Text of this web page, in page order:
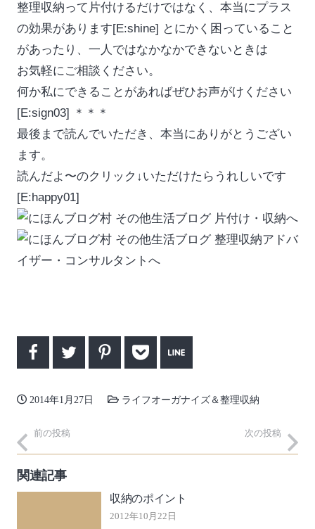
整理収納って片付けるだけではなく、本当にプラス
の効果があります[E:shine] とにかく困っていること
があったり、一人ではなかなかできないときは
お気軽にご相談ください。
何か私にできることがあればぜひお声がけください
[E:sign03] ＊＊＊
最後まで読んでいただき、本当にありがとうござい
ます。
読んだよ〜のクリック↓いただけたらうれしいです
[E:happy01]
2014年1月27日 ライフオーガナイズ＆整理収納
前の投稿 次の投稿
関連記事
収納のポイント
2012年10月22日